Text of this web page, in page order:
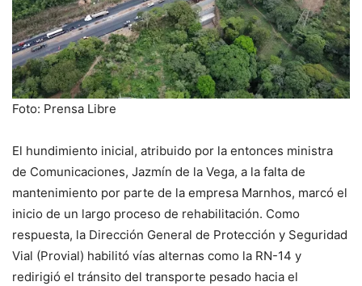
Foto: Prensa Libre
El hundimiento inicial, atribuido por la entonces ministra
de Comunicaciones, Jazmín de la Vega, a la falta de
mantenimiento por parte de la empresa Marnhos, marcó el
inicio de un largo proceso de rehabilitación. Como
respuesta, la Dirección General de Protección y Seguridad
Vial (Provial) habilitó vías alternas como la RN-14 y
redirigió el tránsito del transporte pesado hacia el